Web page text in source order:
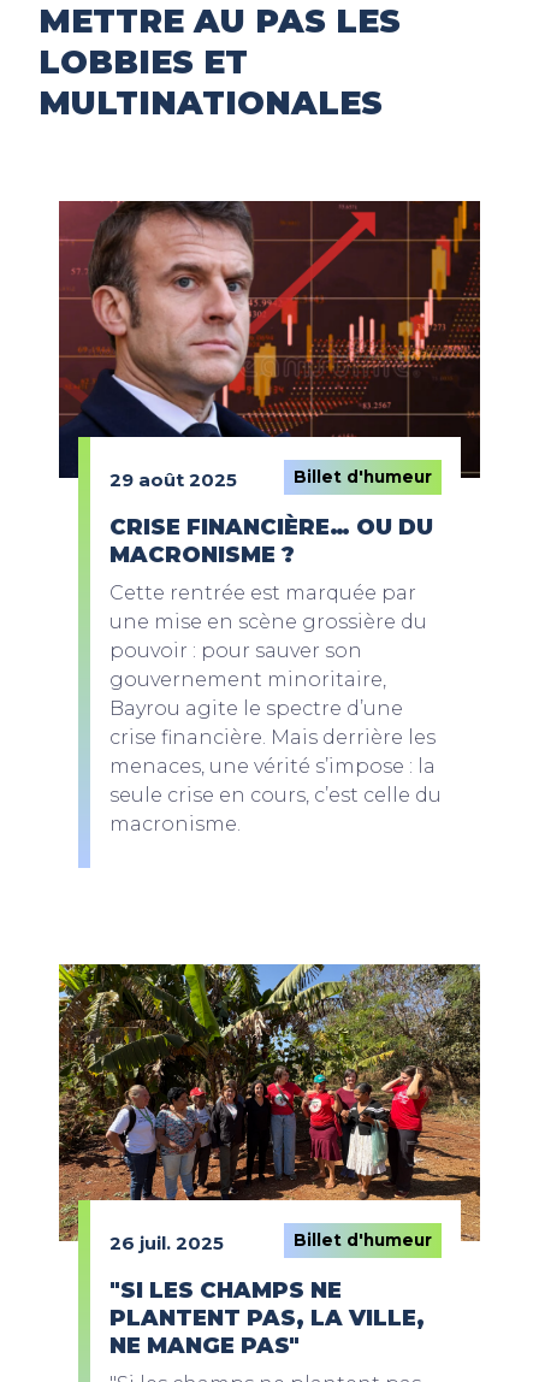
METTRE AU PAS LES
LOBBIES ET
MULTINATIONALES
29 août 2025 Billet d'humeur
CRISE FINANCIÈRE… OU DU
MACRONISME ?
Cette rentrée est marquée par
une mise en scène grossière du
pouvoir : pour sauver son
gouvernement minoritaire,
Bayrou agite le spectre d’une
crise financière. Mais derrière les
menaces, une vérité s’impose : la
seule crise en cours, c’est celle du
macronisme.
26 juil. 2025 Billet d'humeur
"SI LES CHAMPS NE
PLANTENT PAS, LA VILLE,
NE MANGE PAS"